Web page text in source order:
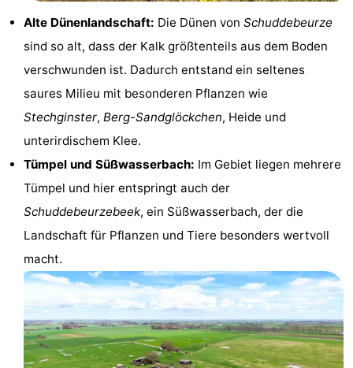
Denkmäler
-
Aussichtspunkte
Attraktionen
Bauernhöfe
Spielplätze
-
Indoor-
Spielplätze
Minigolfplätze
Wellness-
Zentren
Dörfer
Städte
Natur
Sport
Alte Dünenlandschaft: Die Dünen von Schuddebeurze
sind so alt, dass der Kalk größtenteils aus dem Boden
verschwunden ist. Dadurch entstand ein seltenes
saures Milieu mit besonderen Pflanzen wie
Stechginster, Berg-Sandglöckchen, Heide und
unterirdischem Klee.
Tümpel und Süßwasserbach: Im Gebiet liegen mehrere
Tümpel und hier entspringt auch der
Schuddebeurzebeek, ein Süßwasserbach, der die
Landschaft für Pflanzen und Tiere besonders wertvoll
macht.